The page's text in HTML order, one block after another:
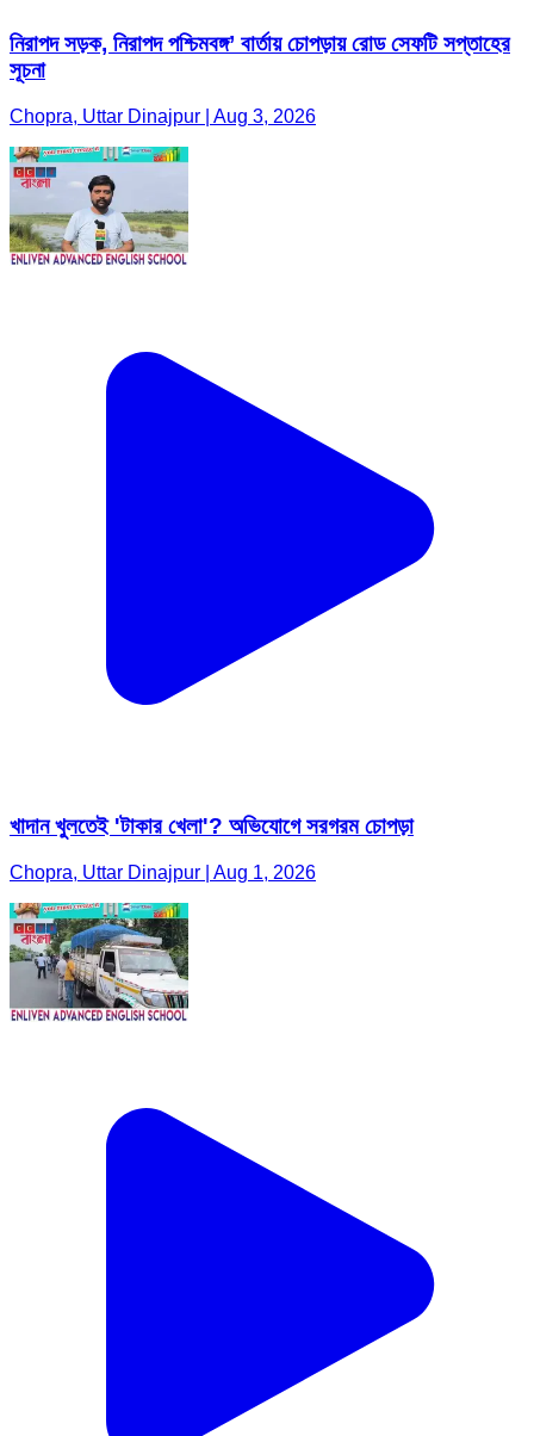
নিরাপদ সড়ক, নিরাপদ পশ্চিমবঙ্গ’ বার্তায় চোপড়ায় রোড সেফটি সপ্তাহের
সূচনা
Chopra, Uttar Dinajpur | Aug 3, 2026
খাদান খুলতেই 'টাকার খেলা'? অভিযোগে সরগরম চোপড়া
Chopra, Uttar Dinajpur | Aug 1, 2026